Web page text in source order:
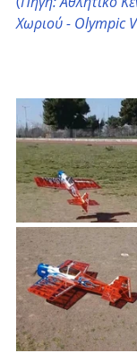
Χωριού - Olympic